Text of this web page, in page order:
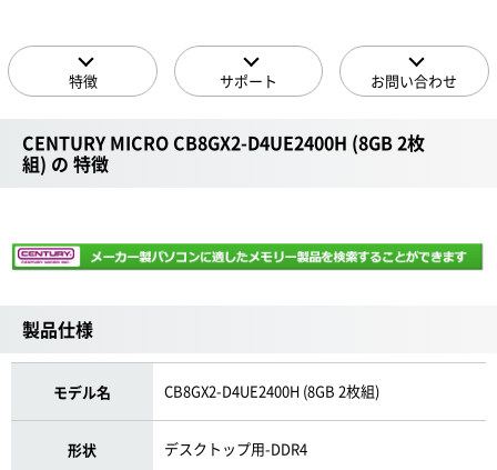
特徴 サポート お問い合わせ
CENTURY MICRO CB8GX2-D4UE2400H (8GB 2枚
組) の 特徴
製品仕様
モデル名 CB8GX2-D4UE2400H (8GB 2枚組)
形状 デスクトップ用-DDR4